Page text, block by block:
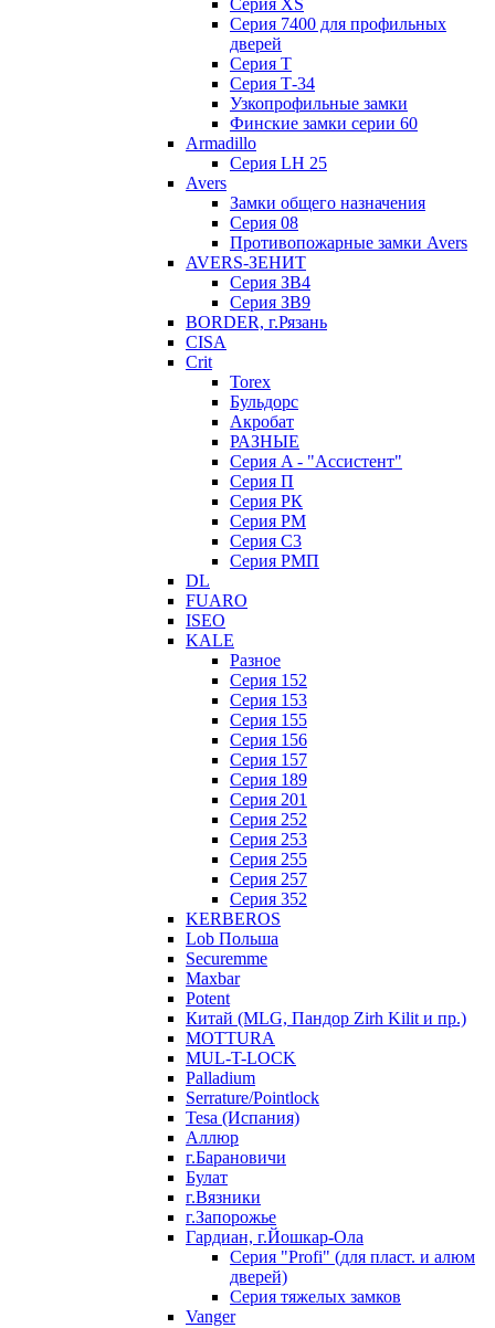
Серия XS
Серия 7400 для профильных
дверей
Серия Т
Серия Т-34
Узкопрофильные замки
Финские замки серии 60
Armadillo
Серия LH 25
Avers
Замки общего назначения
Серия 08
Противопожарные замки Avers
AVERS-ЗЕНИТ
Серия ЗВ4
Серия ЗВ9
BORDER, г.Рязань
CISA
Crit
Torex
Бульдорс
Акробат
РАЗНЫЕ
Серия A - "Ассистент"
Серия П
Серия РК
Серия РМ
Серия С3
Серия РМП
DL
FUARO
ISEO
KALE
Разное
Серия 152
Серия 153
Серия 155
Серия 156
Серия 157
Серия 189
Серия 201
Серия 252
Серия 253
Серия 255
Серия 257
Серия 352
KERBEROS
Lob Польша
Securemme
Maxbar
Potent
Китай (MLG, Пандор Zirh Kilit и пр.)
MOTTURA
MUL-T-LOCK
Palladium
Serrature/Pointlock
Tesa (Испания)
Аллюр
г.Барановичи
Булат
г.Вязники
г.Запорожье
Гардиан, г.Йошкар-Ола
Серия "Profi" (для пласт. и алюм
дверей)
Серия тяжелых замков
Vanger